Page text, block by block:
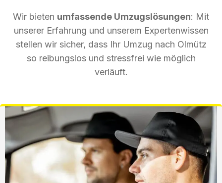
Wir bieten umfassende Umzugslösungen: Mit
unserer Erfahrung und unserem Expertenwissen
stellen wir sicher, dass Ihr Umzug nach Olmütz
so reibungslos und stressfrei wie möglich
verläuft.